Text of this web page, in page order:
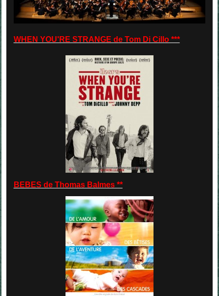
WHEN YOU'RE STRANGE de Tom Di Cillo ***
BEBES de Thomas Balmes **